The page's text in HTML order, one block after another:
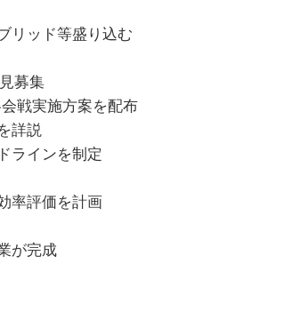
リッド等盛り込む
募集
戦実施方案を配布
詳説
ラインを制定
率評価を計画
が完成